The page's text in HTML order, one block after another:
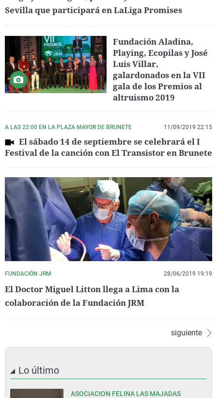
Sevilla que participará en LaLiga Promises
Fundación Aladina,
Playing, Ecopilas y José
Luis Villar,
galardonados en la VII
gala de los Premios al
altruismo 2019
A LAS 22:00 EN LA PLAZA MAYOR DE BRUNETE 11/09/2019 22:15
El sábado 14 de septiembre se celebrará el I
Festival de la canción con El Transistor en Brunete
FUNDACIÓN JRM 28/06/2019 19:19
El Doctor Miguel Litton llega a Lima con la
colaboración de la Fundación JRM
siguiente
Lo último
ASOCIACION FELINA LAS MAJADAS